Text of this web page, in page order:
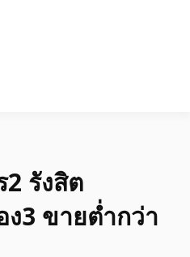
รังสิต
3 ขายต่ำกว่า